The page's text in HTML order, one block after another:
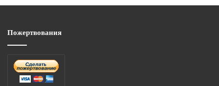
Пожертвования